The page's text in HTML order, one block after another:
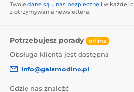
Twoje dane są u nas bezpieczne i w każdej
z otrzymywania newslettera.
Potrzebujesz porady offline
Obsługa klienta jest dostępna
info@galamodino.pl
Gdzie nas znaleźć